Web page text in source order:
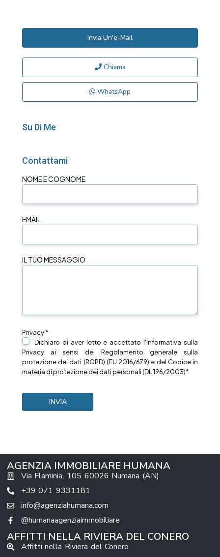
Invia Un'e-Mail
Chiama
WhatsApp
Su Di Me
Contattami
NOME E COGNOME
EMAIL
IL TUO MESSAGGIO
Privacy *
Dichiaro di aver letto e accettato l'Informativa sulla
Privacy ai sensi del Regolamento generale sulla
protezione dei dati (RGPD) (EU 2016/679) e del Codice in
materia di protezione dei dati personali (DL 196/2003)*
AGENZIA IMMOBILIARE HUMANA
Via Flaminia, 105 60026 Numana (AN)
+39 071 9331181
info@agenziahumana.com
@humanaagenziaimmobiliare
AFFITTI NELLA RIVIERA DEL CONERO
Affitti nella Riviera del Conero